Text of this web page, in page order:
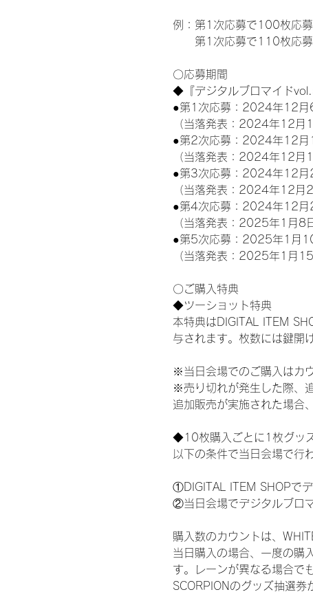
例：第1次応募で100枚応
第1次応募で110枚応募
〇応募期間
◆『デジタルブロマイド
●第1次応募：2024年12
（当落発表：2024年12月
●第2次応募：2024年12
（当落発表：2024年12月
●第3次応募：2024年12
（当落発表：2024年12月
●第4次応募：2024年12
（当落発表：2025年1月8
●第5次応募：2025年1月
（当落発表：2025年1月
〇ご購入特典
◆ツーショット特典
本特典はDIGITAL ITEM
与されます。枚数には鍵開
※当日会場でのご購入はカ
※売り切れが発生した際、
追加販売が実施された場合
◆10枚購入ごとに1枚グッ
以下の条件で当日会場で行
①DIGITAL ITEM SHOPで
②当日会場でデジタルブロ
購入数のカウントは、
当日購入の場合、一度の購
す。レーンが異なる場合で
SCORPIONのグッズ抽選券